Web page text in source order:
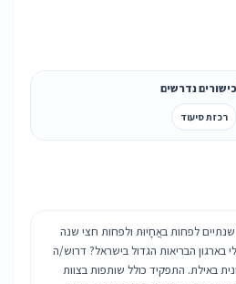
כישורים נדרשים
רכזת סיעוד
לפחות באֲחָיוּת ולפחות חצי שנה
הבריאות הגדול בישראל? דרוש/ה
באילת. התפקיד כולל שותפות בצוות